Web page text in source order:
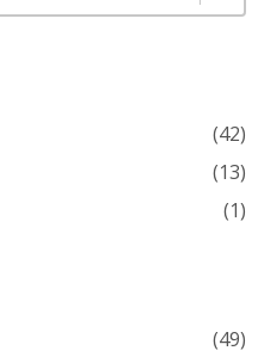
(42)
(13)
(1)
(49)